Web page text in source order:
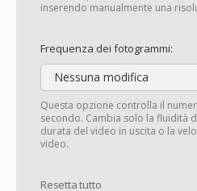
inserendo manualmente una
Frequenza dei fotogrammi:
Nessuna modifica
Questa opzione controlla il
secondo. Cambia solo la fluidità
durata del video in uscita o la
video.
Resetta tutto